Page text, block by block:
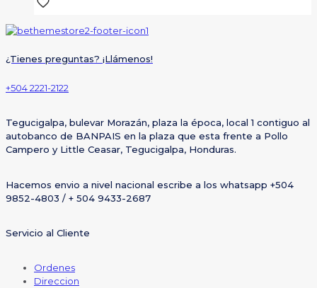
¿Tienes preguntas? ¡Llámenos!
+504 2221-2122
Tegucigalpa, bulevar Morazán, plaza la época, local 1 contiguo al
autobanco de BANPAIS en la plaza que esta frente a Pollo
Campero y Little Ceasar, Tegucigalpa, Honduras.
Hacemos envio a nivel nacional escribe a los whatsapp +504
9852-4803 / + 504 9433-2687
Servicio al Cliente
Ordenes
Direccion